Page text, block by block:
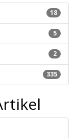
18
5
2
335